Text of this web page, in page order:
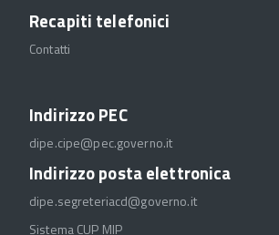
Recapiti telefonici
Contatti
Indirizzo PEC
dipe.cipe@pec.governo.it
Indirizzo posta elettronica
dipe.segreteriacd@governo.it
Sistema CUP MIP